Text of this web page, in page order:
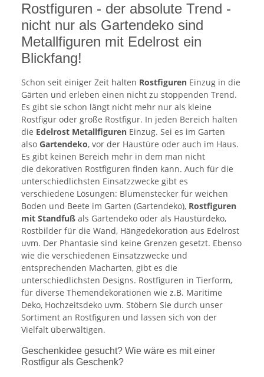
Rostfiguren - der absolute Trend -
nicht nur als Gartendeko sind
Metallfiguren mit Edelrost ein
Blickfang!
Schon seit einiger Zeit halten Rostfiguren Einzug in die
Gärten und erleben einen nicht zu stoppenden Trend.
Es gibt sie schon längt nicht mehr nur als kleine
Rostfigur oder große Rostfigur. In jeden Bereich halten
die Edelrost Metallfiguren Einzug. Sei es im Garten
also Gartendeko, vor der Haustüre oder auch im Haus.
Es gibt keinen Bereich mehr in dem man nicht
die dekorativen Rostfiguren finden kann. Auch für die
unterschiedlichsten Einsatzzwecke gibt es
verschiedene Lösungen: Blumenstecker für weichen
Boden und Beete im Garten (Gartendeko), Rostfiguren
mit Standfuß als Gartendeko oder als Haustürdeko,
Rostbilder für die Wand, Hängedekoration aus Edelrost
uvm. Der Phantasie sind keine Grenzen gesetzt. Ebenso
wie die verschiedenen Einsatzzwecke und
entsprechenden Macharten, gibt es die
unterschiedlichsten Designs. Rostfiguren in Tierform,
für diverse Themendekorationen wie z.B. Maritime
Deko, Hochzeitsdeko uvm. Stöbern Sie durch unser
Sortiment an Rostfiguren und lassen sich von der
Vielfalt überwältigen.
Geschenkidee gesucht? Wie wäre es mit einer
Rostfigur als Geschenk?